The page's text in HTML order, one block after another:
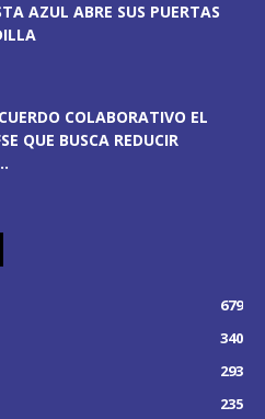
AZUL ABRE SUS PUERTAS
COLABORATIVO EL
QUE BUSCA REDUCIR
679
340
293
235